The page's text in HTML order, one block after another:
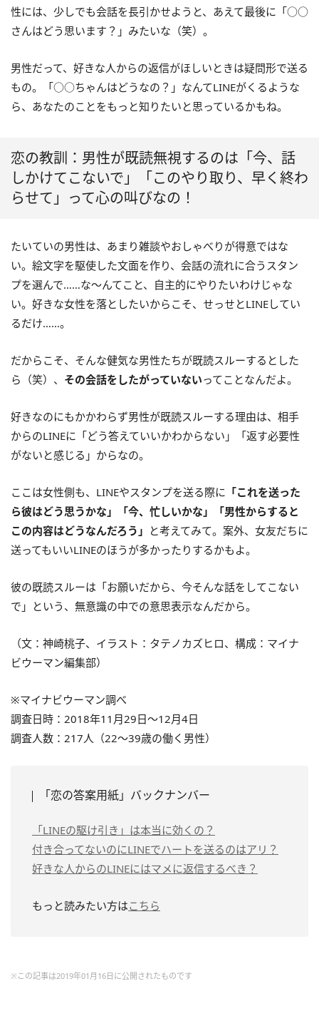
性には、少しでも会話を長引かせようと、あえて最後に「○○
さんはどう思います？」みたいな（笑）。
男性だって、好きな人からの返信がほしいときは疑問形で送る
もの。「○○ちゃんはどうなの？」なんてLINEがくるような
ら、あなたのことをもっと知りたいと思っているかもね。
恋の教訓：男性が既読無視するのは「今、話
しかけてこないで」「このやり取り、早く終わ
らせて」って心の叫びなの！
たいていの男性は、あまり雑談やおしゃべりが得意ではな
い。絵文字を駆使した文面を作り、会話の流れに合うスタン
プを選んで……な～んてこと、自主的にやりたいわけじゃな
い。好きな女性を落としたいからこそ、せっせとLINEしてい
るだけ……。
だからこそ、そんな健気な男性たちが既読スルーするとした
ら（笑）、 その会話をしたがっていないってことなんだよ。
好きなのにもかかわらず男性が既読スルーする理由は、相手
からのLINEに「どう答えていいかわからない」「返す必要性
がないと感じる」からなの。
ここは女性側も、LINEやスタンプを送る際に 「これを送った
ら彼はどう思うかな」「今、忙しいかな」「男性からすると
この内容はどうなんだろう」 と考えてみて。案外、女友だちに
送ってもいいLINEのほうが多かったりするかもよ。
彼の既読スルーは「お願いだから、今そんな話をしてこない
で」という、無意識の中での意思表示なんだから。
（文：神崎桃子、イラスト：タテノカズヒロ、構成：マイナ
ビウーマン編集部）
※マイナビウーマン調べ
調査日時：2018年11月29日～12月4日
調査人数：217人（22～39歳の働く男性）
「恋の答案用紙」バックナンバー
「LINEの駆け引き」は本当に効くの？
付き合ってないのにLINEでハートを送るのはアリ？
好きな人からのLINEにはマメに返信するべき？
もっと読みたい方はこちら
※この記事は2019年01月16日に公開されたものです